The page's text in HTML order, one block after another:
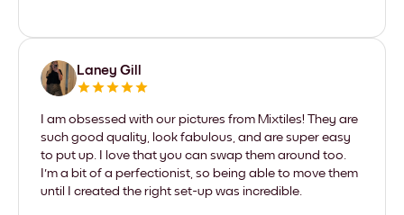
Laney Gill
I am obsessed with our pictures from Mixtiles! They are
such good quality, look fabulous, and are super easy
to put up. I love that you can swap them around too.
I'm a bit of a perfectionist, so being able to move them
until I created the right set-up was incredible.